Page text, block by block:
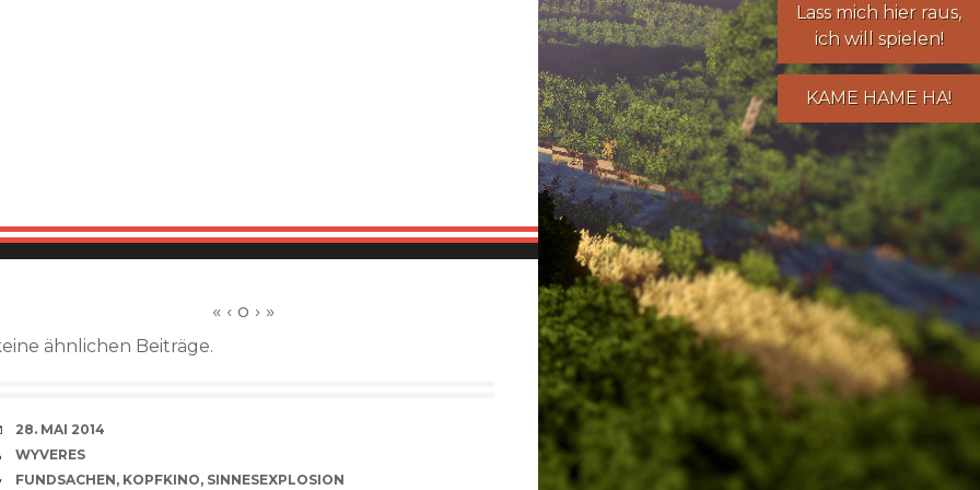
Lass mich hier raus,
ich will spielen!
KAME HAME HA!
ähnlichen Beiträge.
VERABREDUNG
28. MAI 2014
VERFASSER
WYVERES
CATEGORIES
FUNDSACHEN, KOPFKINO, SINNESEXPLOSION